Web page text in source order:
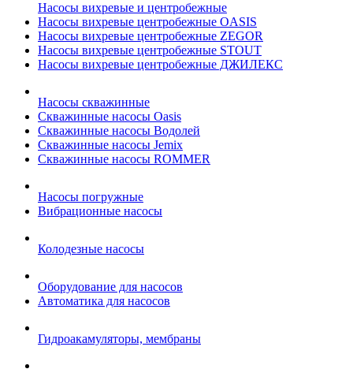
Насосы вихревые и центробежные
Насосы вихревые центробежные OASIS
Насосы вихревые центробежные ZEGOR
Насосы вихревые центробежные STOUT
Насосы вихревые центробежные ДЖИЛЕКС
Насосы скважинные
Скважинные насосы Oasis
Скважинные насосы Водолей
Скважинные насосы Jemix
Cкважинные насосы ROMMER
Насосы погружные
Вибрационные насосы
Колодезные насосы
Оборудование для насосов
Автоматика для насосов
Гидроакамуляторы, мембраны